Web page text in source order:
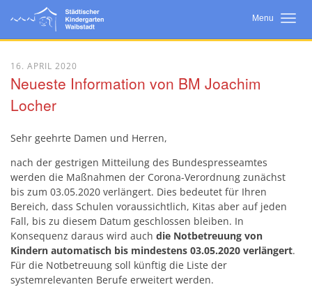
Menu
Neuigkeiten
Wir Über Uns
Bildungsarbeit
Kooperationen
16. APRIL 2020
Neueste Information von BM Joachim
Locher
Sehr geehrte Damen und Herren,
nach der gestrigen Mitteilung des Bundespresseamtes
werden die Maßnahmen der Corona-Verordnung zunächst
bis zum 03.05.2020 verlängert. Dies bedeutet für Ihren
Bereich, dass Schulen voraussichtlich, Kitas aber auf jeden
Fall, bis zu diesem Datum geschlossen bleiben. In
Konsequenz daraus wird auch die Notbetreuung von
Kindern automatisch bis mindestens 03.05.2020 verlängert.
Für die Notbetreuung soll künftig die Liste der
systemrelevanten Berufe erweitert werden.